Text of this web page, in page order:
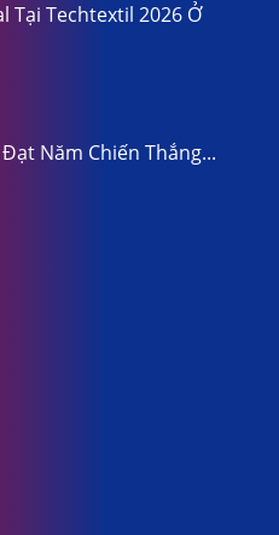
Tại Techtextil 2026 Ở
Năm Chiến Thắng...